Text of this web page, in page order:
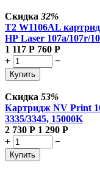
Скидка 32%
T2 W1106AL
HP Laser 107a/107r/
1 117 Р 760 Р
+
−
Купить
Скидка 53%
Картридж NV Print
3335/3345, 15000K
2 730 Р 1 290 Р
+
−
Купить